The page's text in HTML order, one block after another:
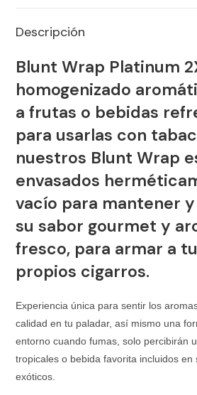
Descripción
Blunt Wrap Platinum
homogenizado
a frutas o bebidas
para usarlas con
nuestros Blunt Wrap
envasados
vacío para mantener
su sabor gourmet y
fresco, para armar a
propios cigarros.
Experiencia única para sentir los
calidad en tu paladar, así mismo una
entorno cuando fumas, solo percibirán
tropicales o bebida favorita incluidos en
exóticos.